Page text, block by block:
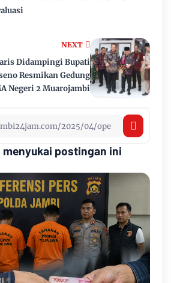
NEXT
Didampingi Bupati
Resmikan Gedung
Negeri 2 Muarojambi
menyukai postingan ini